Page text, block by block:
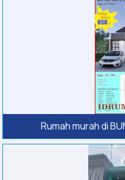
Rumah murah di